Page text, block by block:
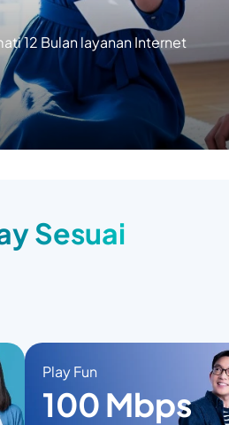
12 Bulan layanan Internet
Sesuai
Play Fun
100 Mbps